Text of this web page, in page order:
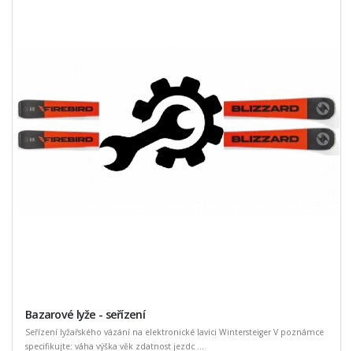
Bazarové lyže - seřízení
Seřízení lyžařského vázání na elektronické lavici Wintersteiger V poznámce
specifikujte: váha výška věk zdatnost jezdc ...